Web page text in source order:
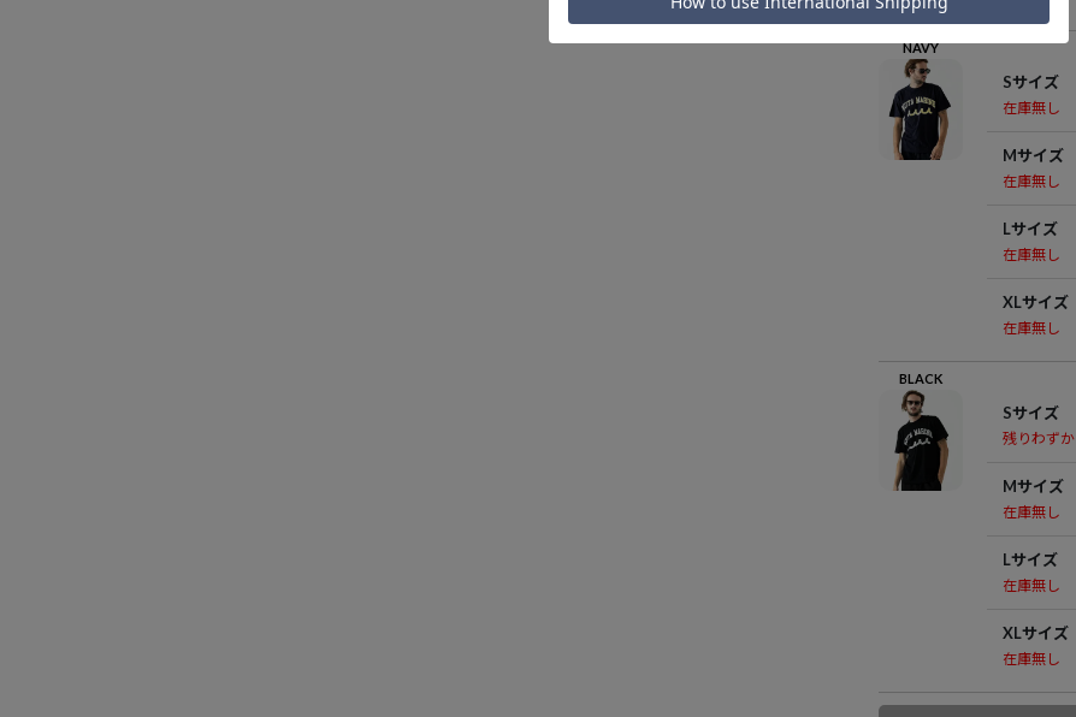
NAVY
Sサイズ
在庫無し
Mサイズ
在庫無し
Lサイズ
在庫無し
XLサイズ
在庫無し
BLACK
Sサイズ
残りわずか
Mサイズ
在庫無し
Lサイズ
在庫無し
XLサイズ
在庫無し